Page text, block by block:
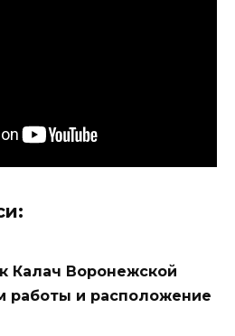
Калач Воронежской
работы и расположение